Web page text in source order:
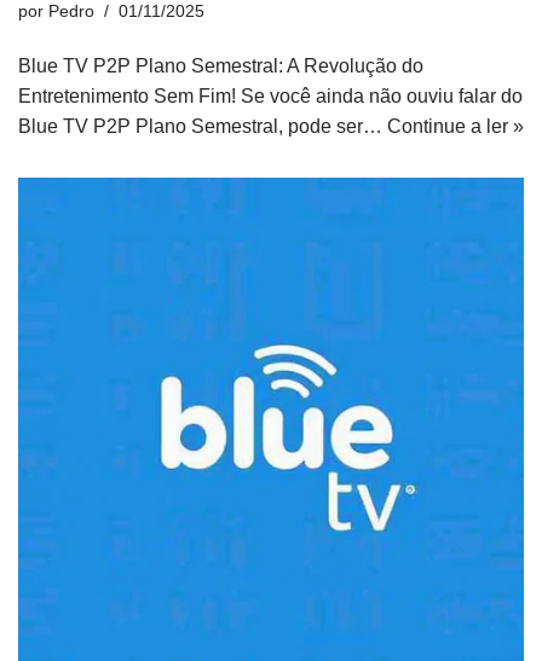
por Pedro 01/11/2025
Blue TV P2P Plano Semestral: A Revolução do
Entretenimento Sem Fim! Se você ainda não ouviu falar do
Blue TV P2P Plano Semestral, pode ser… Continue a ler »